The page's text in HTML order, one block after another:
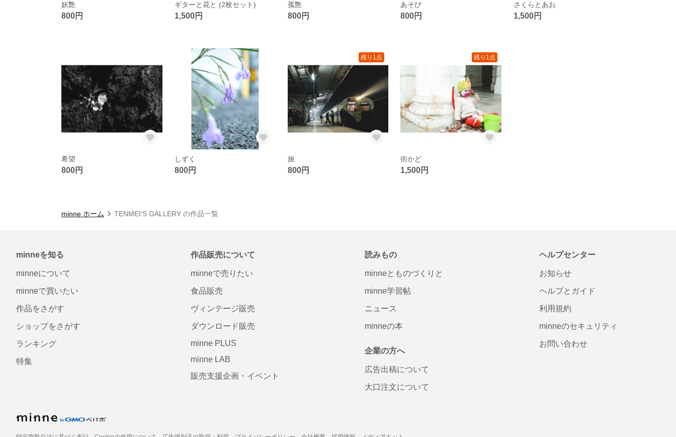
妖艶
800円
ギターと花と (2枚セット)
1,500円
孤艶
800円
あそび
800円
さくらとあお
1,500円
希望
800円
しずく
800円
残り1点
旅
800円
残り1点
街かど
1,500円
minne ホーム TENMEI'S GALLERY の作品一覧
minneを知る
minneについて
minneで買いたい
作品をさがす
ショップをさがす
ランキング
特集
作品販売について
minneで売りたい
食品販売
ヴィンテージ販売
ダウンロード販売
minne PLUS
minne LAB
販売支援企画・イベント
読みもの
minneとものづくりと
minne学習帖
ニュース
minneの本
企業の方へ
広告出稿について
大口注文について
ヘルプセンター
お知らせ
ヘルプとガイド
利用規約
minneのセキュリティ
お問い合わせ